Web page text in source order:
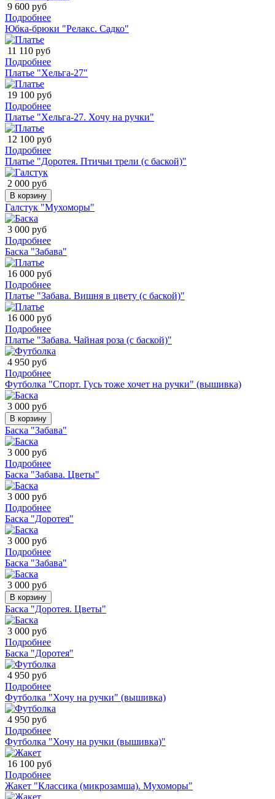
9 600 руб
Подробнее
Юбка-брюки "Релакс. Садко"
11 110 руб
Подробнее
Платье "Хельга-27"
19 100 руб
Подробнее
Платье "Хельга-27. Хочу на ручки"
12 100 руб
Подробнее
Платье "Доротея. Птичьи трели (с баской)"
2 000 руб
В корзину
Галстук "Мухоморы"
3 000 руб
Подробнее
Баска "Забава"
16 000 руб
Подробнее
Платье "Забава. Вишня в цвету (с баской)"
16 000 руб
Подробнее
Платье "Забава. Чайная роза (с баской)"
4 950 руб
Подробнее
Футболка "Спорт. Гусь тоже хочет на ручки" (вышивка)
3 000 руб
В корзину
Баска "Забава"
3 000 руб
Подробнее
Баска "Забава. Цветы"
3 000 руб
Подробнее
Баска "Доротея"
3 000 руб
Подробнее
Баска "Забава"
3 000 руб
В корзину
Баска "Доротея. Цветы"
3 000 руб
Подробнее
Баска "Доротея"
4 950 руб
Подробнее
Футболка "Хочу на ручки" (вышивка)
4 950 руб
Подробнее
Футболка "Хочу на ручки (вышивка)"
16 100 руб
Подробнее
Жакет "Классика (микрозамша). Мухоморы"